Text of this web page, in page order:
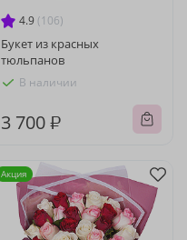
4.9 (106)
Букет из красных
тюльпанов
В наличии
3 700 ₽
Акция